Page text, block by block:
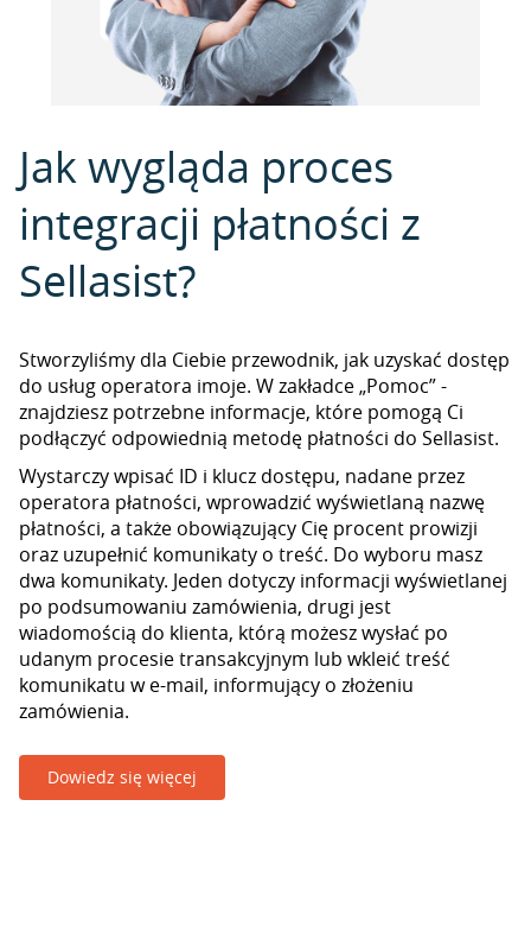
Jak wygląda proces
integracji płatności z
Sellasist?
Stworzyliśmy dla Ciebie przewodnik, jak uzyskać dostęp
do usług operatora imoje. W zakładce „Pomoc” -
znajdziesz potrzebne informacje, które pomogą Ci
podłączyć odpowiednią metodę płatności do Sellasist.
Wystarczy wpisać ID i klucz dostępu, nadane przez
operatora płatności, wprowadzić wyświetlaną nazwę
płatności, a także obowiązujący Cię procent prowizji
oraz uzupełnić komunikaty o treść. Do wyboru masz
dwa komunikaty. Jeden dotyczy informacji wyświetlanej
po podsumowaniu zamówienia, drugi jest
wiadomością do klienta, którą możesz wysłać po
udanym procesie transakcyjnym lub wkleić treść
komunikatu w e-mail, informujący o złożeniu
zamówienia.
Dowiedz się więcej